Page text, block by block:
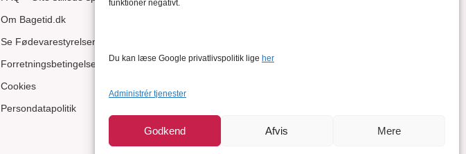
funktioner negativt.
Du kan læse Google privatlivspolitik lige her
Administrér tjenester
Godkend Afvis Mere
Om Bagetid.dk
Se Fødevarestyrelsens smiley-rapporter
Forretningsbetingelser
Cookies
Persondatapolitik